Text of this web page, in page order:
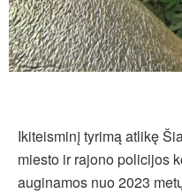
Ikiteisminį tyrimą atlikę
miesto ir rajono policijos
auginamos nuo 2023